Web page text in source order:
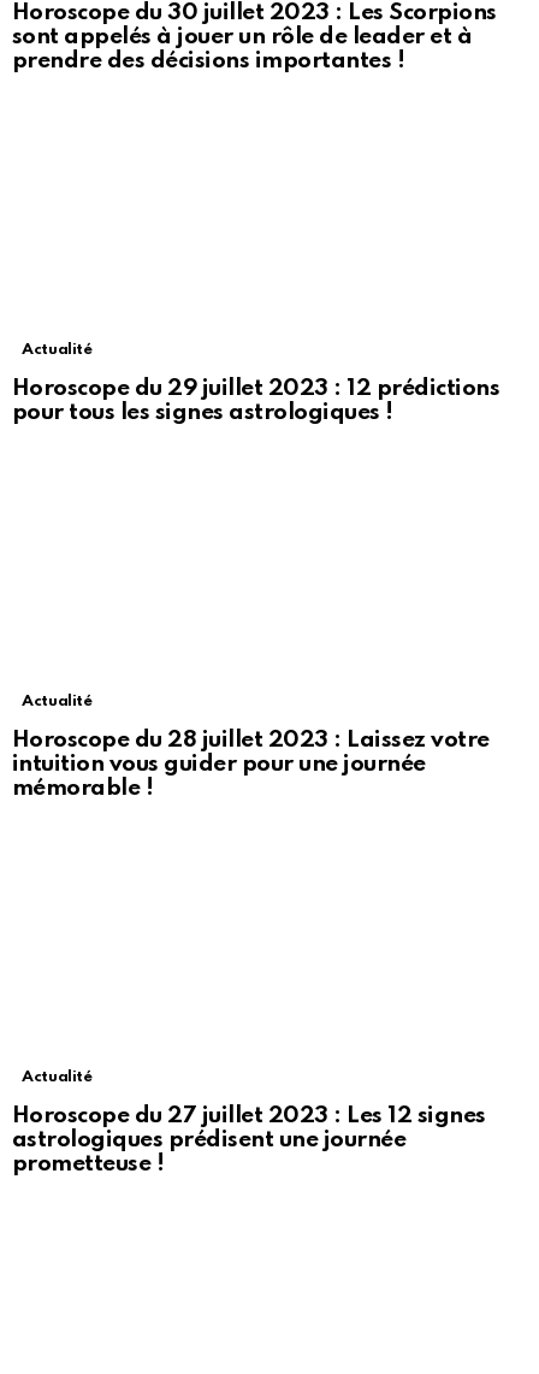
Horoscope du 30 juillet 2023 : Les Scorpions
sont appelés à jouer un rôle de leader et à
prendre des décisions importantes !
Actualité
Horoscope du 29 juillet 2023 : 12 prédictions
pour tous les signes astrologiques !
Actualité
Horoscope du 28 juillet 2023 : Laissez votre
intuition vous guider pour une journée
mémorable !
Actualité
Horoscope du 27 juillet 2023 : Les 12 signes
astrologiques prédisent une journée
prometteuse !